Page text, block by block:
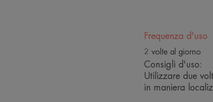
Frequenza d'uso
2 volte al giorno
Consigli d'uso:
Utilizzare due
in maniera